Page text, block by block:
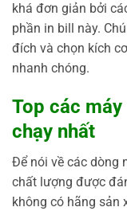
khá đơn giản bởi
phần in bill này.
đích và chọn kích
nhanh chóng.
Top các
chạy nhất
Để nói về các dòng
chất lượng được
không có hãng sản